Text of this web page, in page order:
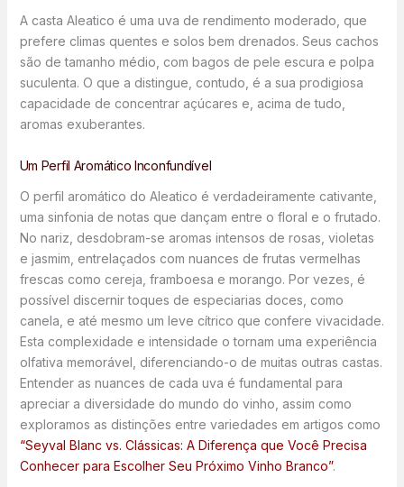
A casta Aleatico é uma uva de rendimento moderado, que
prefere climas quentes e solos bem drenados. Seus cachos
são de tamanho médio, com bagos de pele escura e polpa
suculenta. O que a distingue, contudo, é a sua prodigiosa
capacidade de concentrar açúcares e, acima de tudo,
aromas exuberantes.
Um Perfil Aromático Inconfundível
O perfil aromático do Aleatico é verdadeiramente cativante,
uma sinfonia de notas que dançam entre o floral e o frutado.
No nariz, desdobram-se aromas intensos de rosas, violetas
e jasmim, entrelaçados com nuances de frutas vermelhas
frescas como cereja, framboesa e morango. Por vezes, é
possível discernir toques de especiarias doces, como
canela, e até mesmo um leve cítrico que confere vivacidade.
Esta complexidade e intensidade o tornam uma experiência
olfativa memorável, diferenciando-o de muitas outras castas.
Entender as nuances de cada uva é fundamental para
apreciar a diversidade do mundo do vinho, assim como
exploramos as distinções entre variedades em artigos como
“Seyval Blanc vs. Clássicas: A Diferença que Você Precisa
Conhecer para Escolher Seu Próximo Vinho Branco”.